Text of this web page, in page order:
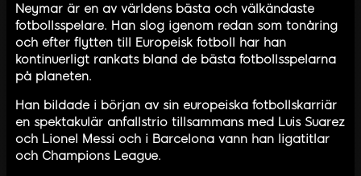
Neymar är en av världens bästa och välkändaste
fotbollsspelare. Han slog igenom redan som tonåring
och efter flytten till Europeisk fotboll har han
kontinuerligt rankats bland de bästa fotbollsspelarna
på planeten.
Han bildade i början av sin europeiska fotbollskarriär
en spektakulär anfallstrio tillsammans med Luis Suarez
och Lionel Messi och i Barcelona vann han ligatitlar
och Champions League.